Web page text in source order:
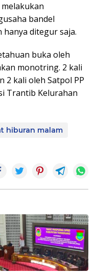
bandel
ditegur saja.
buka oleh
monotring. 2 kali
2 kali oleh Satpol PP
Trantib Kelurahan
hiburan malam